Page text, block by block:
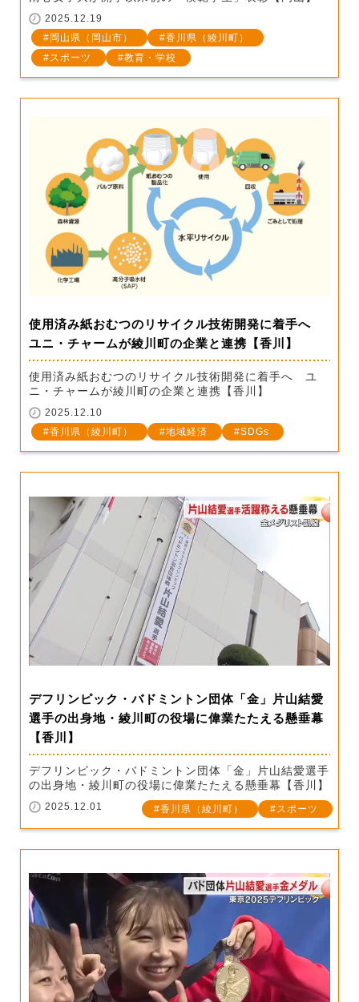
2025.12.19
岡山県（岡山市）
香川県（綾川町）
スポーツ
教育・学校
使用済み紙おむつのリサイクル技術開発に着手へ
ユニ・チャームが綾川町の企業と連携【香川】
使用済み紙おむつのリサイクル技術開発に着手へ ユ
ニ・チャームが綾川町の企業と連携【香川】
2025.12.10
香川県（綾川町）
地域経済 SDGs
デフリンピック・バドミントン団体「金」片山結愛
選手の出身地・綾川町の役場に偉業たたえる懸垂幕
【香川】
デフリンピック・バドミントン団体「金」片山結愛選手
の出身地・綾川町の役場に偉業たたえる懸垂幕【香川】
2025.12.01 香川県（綾川町） スポーツ